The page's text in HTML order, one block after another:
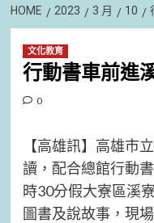
HOME 2023 3 月 10
文化教育
行動書車前進
0
【高雄訊】高雄市
讀，配合總館行動
時30分假大寮區溪
圖書及說故事，現